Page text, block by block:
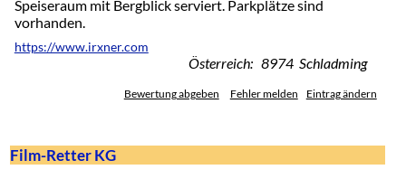
Speiseraum mit Bergblick serviert. Parkplätze sind
vorhanden.
https://www.irxner.com
Österreich: 8974 Schladming
Bewertung abgeben Fehler melden Eintrag ändern
Film-Retter KG